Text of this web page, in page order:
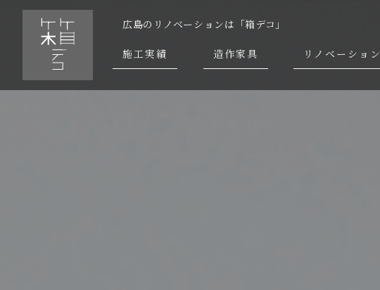
広島のリノベーションは「箱デコ」
施工実績 造作家具 リノベーショ